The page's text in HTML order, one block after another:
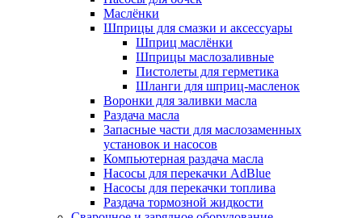
Маслёнки
Шприцы для смазки и аксессуары
Шприц маслёнки
Шприцы маслозаливные
Пистолеты для герметика
Шланги для шприц-масленок
Воронки для заливки масла
Раздача масла
Запасные части для маслозаменных
установок и насосов
Компьютерная раздача масла
Насосы для перекачки AdBlue
Насосы для перекачки топлива
Раздача тормозной жидкости